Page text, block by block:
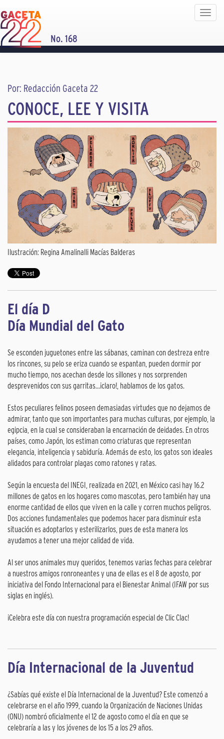
Toggle
No. 168
Por: Redacción Gaceta 22
CONOCE, LEE Y VISITA
Ilustración: Regina Amalinalli Macías Balderas
El día D
Día Mundial del Gato
Se esconden juguetones entre las sábanas, caminan con destreza entre
los rincones, su pelo se eriza cuando se espantan, pueden dormir por
mucho tiempo, nos acechan desde los sillones y nos sorprenden
desprevenidos con sus garritas...¡claro!, hablamos de los gatos.
Estos peculiares felinos poseen demasiadas virtudes que no dejamos de
admirar, tanto que son importantes para muchas culturas, por ejemplo, la
egipcia, en la cual se consideraban la encarnación de deidades. En otros
países, como Japón, los estiman como criaturas que representan
elegancia, inteligencia y sabiduría. Además de esto, los gatos son ideales
alidados para controlar plagas como ratones y ratas.
Según la encuesta del INEGI, realizada en 2021, en México casi hay 16.2
millones de gatos en los hogares como mascotas, pero también hay una
enorme cantidad de ellos que viven en la calle y corren muchos peligros.
Dos acciones fundamentales que podemos hacer para disminuir esta
situación es adoptarlos y esterilizarlos, pues de esta manera los
ayudamos a tener una mejor calidad de vida.
Al ser unos animales muy queridos, tenemos varias fechas para celebrar
a nuestros amigos ronroneantes y una de ellas es el 8 de agosto, por
iniciativa del Fondo Internacional para el Bienestar Animal (IFAW por sus
siglas en inglés).
¡Celebra este día con nuestra programación especial de Clic Clac!
Día Internacional de la Juventud
¿Sabías qué existe el Día Internacional de la Juventud? Este comenzó a
celebrarse en el año 1999, cuando la Organización de Naciones Unidas
(ONU) nombró oficialmente el 12 de agosto como el día en que se
celebraría a las y los jóvenes de los 15 a los 29 años.